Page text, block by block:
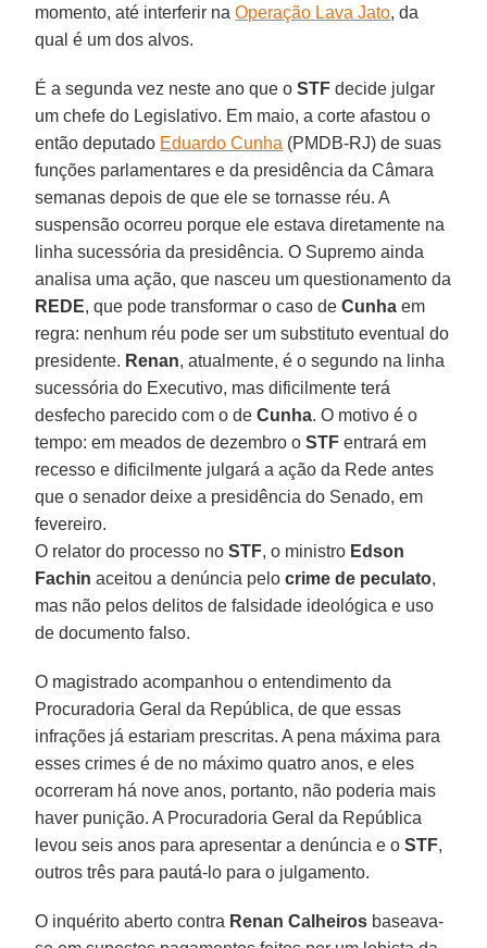
momento, até interferir naOperação Lava Jato, da
qual é um dos alvos.
É a segunda vez neste ano que oSTF decide julgar
um chefe do Legislativo. Em maio, a corte afastou o
então deputado Eduardo Cunha (PMDB-RJ) de suas
funções parlamentares e da presidência da Câmara
semanas depois de que ele se tornasse réu. A
suspensão ocorreu porque ele estava diretamente na
linha sucessória da presidência. O Supremo ainda
analisa uma ação, que nasceu um questionamento da
REDE, que pode transformar o caso deCunha em
regra: nenhum réu pode ser um substituto eventual do
presidente. Renan, atualmente, é o segundo na linha
sucessória do Executivo, mas dificilmente terá
desfecho parecido com o deCunha. O motivo é o
tempo: em meados de dezembro oSTF entrará em
recesso e dificilmente julgará a ação da Rede antes
que o senador deixe a presidência do Senado, em
fevereiro.
O relator do processo noSTF, o ministro Edson
Fachin aceitou a denúncia pelocrime de peculato,
mas não pelos delitos de falsidade ideológica e uso
de documento falso.
O magistrado acompanhou o entendimento da
Procuradoria Geral da República, de que essas
infrações já estariam prescritas. A pena máxima para
esses crimes é de no máximo quatro anos, e eles
ocorreram há nove anos, portanto, não poderia mais
haver punição. A Procuradoria Geral da República
levou seis anos para apresentar a denúncia e oSTF,
outros três para pautá-lo para o julgamento.
O inquérito aberto contra Renan Calheiros baseava-